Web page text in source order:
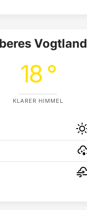
Vogtland
18 °
KLARER HIMMEL